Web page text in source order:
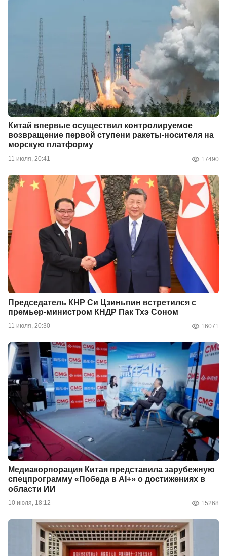
Китай впервые осуществил контролируемое
возвращение первой ступени ракеты-носителя на
морскую платформу
11 июля, 20:41 17490
Председатель КНР Си Цзиньпин встретился с
премьер-министром КНДР Пак Тхэ Соном
11 июля, 20:30 16071
Медиакорпорация Китая представила зарубежную
спецпрограмму «Победа в AI+» о достижениях в
области ИИ
10 июля, 18:12 15268